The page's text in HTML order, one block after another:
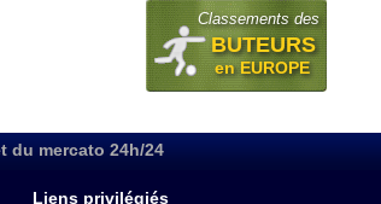
Classements des
BUTEURS
en EUROPE
du mercato 24h/24
Liens privilégiés